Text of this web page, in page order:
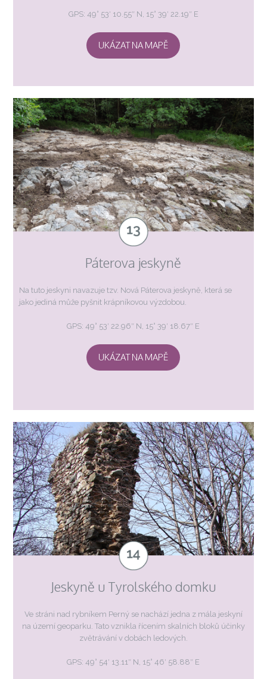
GPS: 49° 53′ 10.55″ N, 15° 39′ 22.19″ E
UKÁZAT NA MAPĚ
Páterova jeskyně
Na tuto jeskyni navazuje tzv. Nová Páterova jeskyně, která se
jako jediná může pyšnit krápníkovou výzdobou.
GPS: 49° 53′ 22.96″ N, 15° 39′ 18.67″ E
UKÁZAT NA MAPĚ
Jeskyně u Tyrolského domku
Ve stráni nad rybníkem Perný se nachází jedna z mála jeskyní
na území geoparku. Tato vznikla řícením skalních bloků účinky
zvětrávání v dobách ledových.
GPS: 49° 54′ 13.11″ N, 15° 46′ 58.88″ E